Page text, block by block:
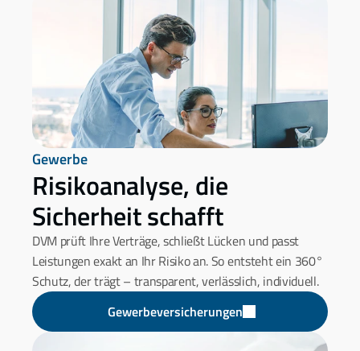
Gewerbe
Risikoanalyse, die
Sicherheit schafft
DVM prüft Ihre Verträge, schließt Lücken und passt
Leistungen exakt an Ihr Risiko an. So entsteht ein 360°
Schutz, der trägt – transparent, verlässlich, individuell.
Gewerbeversicherungen